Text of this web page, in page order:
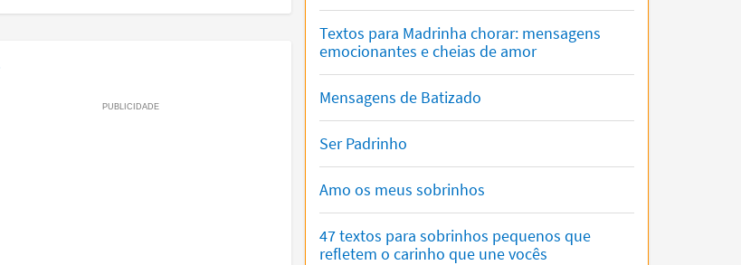
Textos para Madrinha chorar: mensagens
emocionantes e cheias de amor
Mensagens de Batizado
Ser Padrinho
Amo os meus sobrinhos
47 textos para sobrinhos pequenos que
refletem o carinho que une vocês